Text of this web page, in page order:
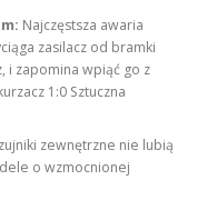
Najczęstsza awaria
zasilacz od bramki
i zapomina wpiąć go z
1:0 Sztuczna
zewnętrzne nie lubią
o wzmocnionej